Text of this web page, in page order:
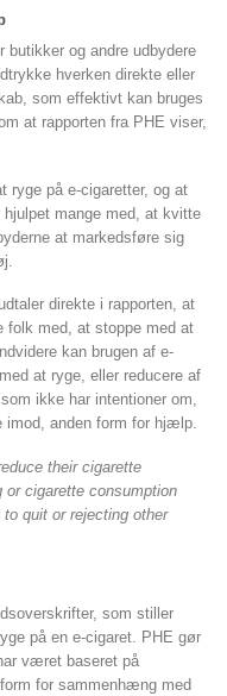
butikker og andre udbydere
hverken direkte eller
som effektivt kan bruges
at rapporten fra PHE viser,
ryge på e-cigaretter, og at
mange med, at kvitte
at markedsføre sig
direkte i rapporten, at
folk med, at stoppe med at
kan brugen af e-
at ryge, eller reducere af
ikke har intentioner om,
imod, anden form for hjælp.
their cigarette
cigarette consumption
quit or rejecting other
som stiller
på en e-cigaret. PHE gør
været baseret på
for sammenhæng med